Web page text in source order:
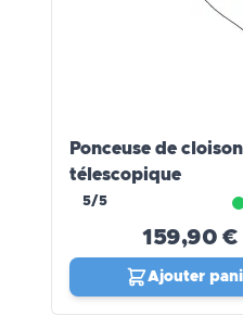
Ponceuse de
télescopique
5/5
159,90 €
Ajouter